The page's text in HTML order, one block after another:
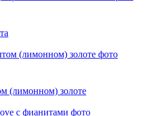
(лимонном) золоте